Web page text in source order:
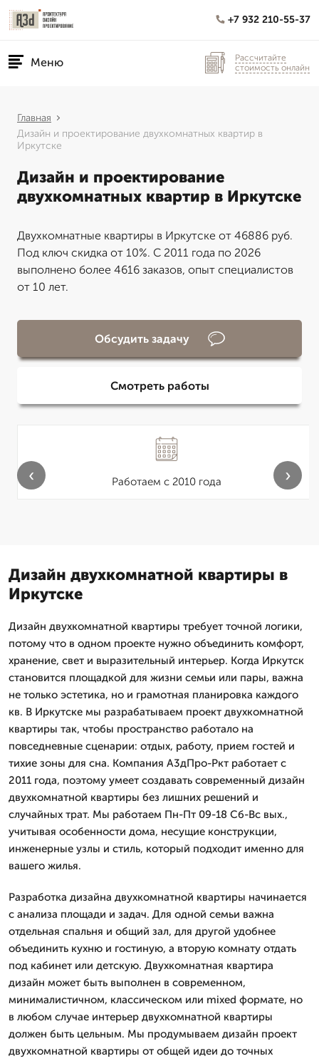
+7 932 210-55-37
Меню
Рассчитайте
стоимость онлайн
Главная
Дизайн и проектирование двухкомнатных квартир в
Иркутске
Дизайн и проектирование
двухкомнатных квартир в Иркутске
Двухкомнатные квартиры в Иркутске от 46886 руб.
Под ключ скидка от 10%. С 2011 года по 2026
выполнено более 4616 заказов, опыт специалистов
от 10 лет.
Обсудить задачу
Смотреть работы
Работаем с 2010 года
‹ ›
Дизайн двухкомнатной квартиры в
Иркутске
Дизайн двухкомнатной квартиры требует точной логики,
потому что в одном проекте нужно объединить комфорт,
хранение, свет и выразительный интерьер. Когда Иркутск
становится площадкой для жизни семьи или пары, важна
не только эстетика, но и грамотная планировка каждого
кв. В Иркутске мы разрабатываем проект двухкомнатной
квартиры так, чтобы пространство работало на
повседневные сценарии: отдых, работу, прием гостей и
тихие зоны для сна. Компания А3дПро-Ркт работает с
2011 года, поэтому умеет создавать современный дизайн
двухкомнатной квартиры без лишних решений и
случайных трат. Мы работаем Пн-Пт 09-18 Сб-Вс вых.,
учитывая особенности дома, несущие конструкции,
инженерные узлы и стиль, который подходит именно для
вашего жилья.
Разработка дизайна двухкомнатной квартиры начинается
с анализа площади и задач. Для одной семьи важна
отдельная спальня и общий зал, для другой удобнее
объединить кухню и гостиную, а вторую комнату отдать
под кабинет или детскую. Двухкомнатная квартира
дизайн может быть выполнен в современном,
минималистичном, классическом или mixed формате, но
в любом случае интерьер двухкомнатной квартиры
должен быть цельным. Мы продумываем дизайн проект
двухкомнатной квартиры от общей идеи до точных